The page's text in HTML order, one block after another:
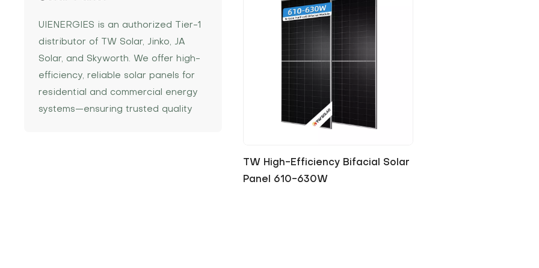
UIENERGIES is an authorized Tier-1
distributor of TW Solar, Jinko, JA
Solar, and Skyworth. We offer high-
efficiency, reliable solar panels for
residential and commercial energy
systems—ensuring trusted quality
TW High-Efficiency Bifacial Solar
Panel 610-630W